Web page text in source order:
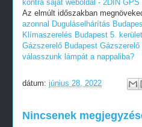
kontra saját weboldal - 2DIN GPS
Az elmúlt időszakban
azonnal Duguláselhárítás
Klímaszerelés Budapest 5.
Gázszerelő Budapest Gázszerelő
válasszunk lámpát a nappaliba?
dátum: június 28, 2022
Nincsenek